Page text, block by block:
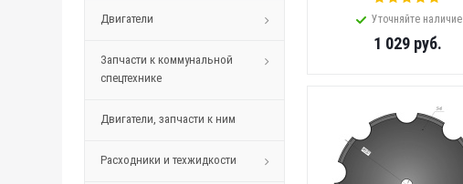
Двигатели
Запчасти к коммунальной
спецтехнике
Двигатели, запчасти к ним
Расходники и техжидкости
Уточняйте наличие
1 029 руб.